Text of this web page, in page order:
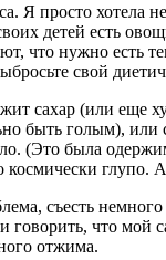
Я просто
детей есть
что нужно есть
свой
сахар (или еще
быть голым),
(Это была
космически
съесть
говорить, что
отжима.